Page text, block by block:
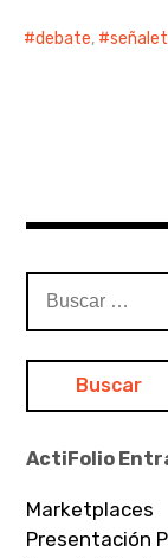
debate,
ActiFolio
Marketplaces
Presentación